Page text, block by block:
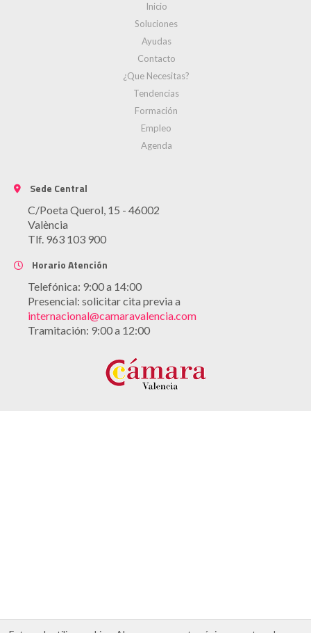
Inicio
Soluciones
Ayudas
Contacto
¿Que Necesitas?
Tendencias
Formación
Empleo
Agenda
Sede Central
C/Poeta Querol, 15 - 46002
València
Tlf. 963 103 900
Horario Atención
Telefónica: 9:00 a 14:00
Presencial: solicitar cita previa a
internacional@camaravalencia.com
Tramitación: 9:00 a 12:00